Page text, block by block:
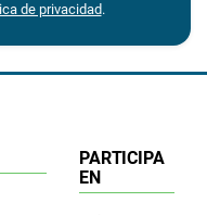
de privacidad.
PARTICIPA
EN